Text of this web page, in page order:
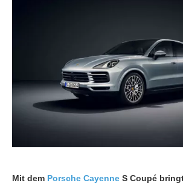
Mit dem Porsche Cayenne S Coupé